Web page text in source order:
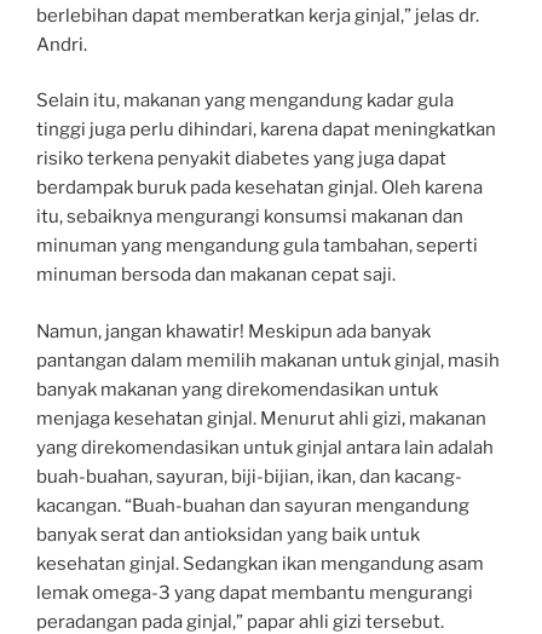
berlebihan dapat memberatkan kerja ginjal,” jelas dr.
Andri.
Selain itu, makanan yang mengandung kadar gula
tinggi juga perlu dihindari, karena dapat meningkatkan
risiko terkena penyakit diabetes yang juga dapat
berdampak buruk pada kesehatan ginjal. Oleh karena
itu, sebaiknya mengurangi konsumsi makanan dan
minuman yang mengandung gula tambahan, seperti
minuman bersoda dan makanan cepat saji.
Namun, jangan khawatir! Meskipun ada banyak
pantangan dalam memilih makanan untuk ginjal, masih
banyak makanan yang direkomendasikan untuk
menjaga kesehatan ginjal. Menurut ahli gizi, makanan
yang direkomendasikan untuk ginjal antara lain adalah
buah-buahan, sayuran, biji-bijian, ikan, dan kacang-
kacangan. “Buah-buahan dan sayuran mengandung
banyak serat dan antioksidan yang baik untuk
kesehatan ginjal. Sedangkan ikan mengandung asam
lemak omega-3 yang dapat membantu mengurangi
peradangan pada ginjal,” papar ahli gizi tersebut.